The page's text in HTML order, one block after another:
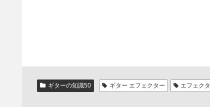
ギターの知識50 ギター エフェクター エフェク